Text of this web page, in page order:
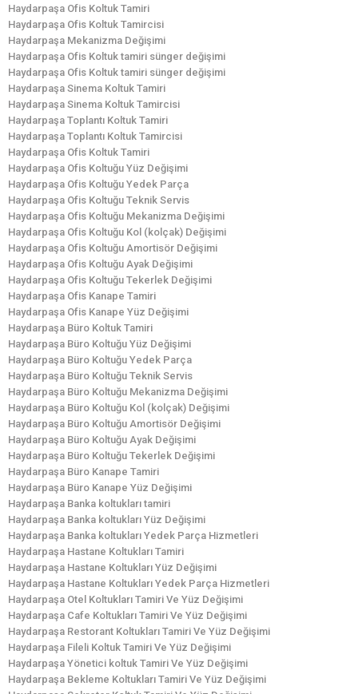
Haydarpaşa Ofis Koltuk Tamiri
Haydarpaşa Ofis Koltuk Tamircisi
Haydarpaşa Mekanizma Değişimi
Haydarpaşa Ofis Koltuk tamiri sünger değişimi
Haydarpaşa Ofis Koltuk tamiri sünger değişimi
Haydarpaşa Sinema Koltuk Tamiri
Haydarpaşa Sinema Koltuk Tamircisi
Haydarpaşa Toplantı Koltuk Tamiri
Haydarpaşa Toplantı Koltuk Tamircisi
Haydarpaşa Ofis Koltuk Tamiri
Haydarpaşa Ofis Koltuğu Yüz Değişimi
Haydarpaşa Ofis Koltuğu Yedek Parça
Haydarpaşa Ofis Koltuğu Teknik Servis
Haydarpaşa Ofis Koltuğu Mekanizma Değişimi
Haydarpaşa Ofis Koltuğu Kol (kolçak) Değişimi
Haydarpaşa Ofis Koltuğu Amortisör Değişimi
Haydarpaşa Ofis Koltuğu Ayak Değişimi
Haydarpaşa Ofis Koltuğu Tekerlek Değişimi
Haydarpaşa Ofis Kanape Tamiri
Haydarpaşa Ofis Kanape Yüz Değişimi
Haydarpaşa Büro Koltuk Tamiri
Haydarpaşa Büro Koltuğu Yüz Değişimi
Haydarpaşa Büro Koltuğu Yedek Parça
Haydarpaşa Büro Koltuğu Teknik Servis
Haydarpaşa Büro Koltuğu Mekanizma Değişimi
Haydarpaşa Büro Koltuğu Kol (kolçak) Değişimi
Haydarpaşa Büro Koltuğu Amortisör Değişimi
Haydarpaşa Büro Koltuğu Ayak Değişimi
Haydarpaşa Büro Koltuğu Tekerlek Değişimi
Haydarpaşa Büro Kanape Tamiri
Haydarpaşa Büro Kanape Yüz Değişimi
Haydarpaşa Banka koltukları tamiri
Haydarpaşa Banka koltukları Yüz Değişimi
Haydarpaşa Banka koltukları Yedek Parça Hizmetleri
Haydarpaşa Hastane Koltukları Tamiri
Haydarpaşa Hastane Koltukları Yüz Değişimi
Haydarpaşa Hastane Koltukları Yedek Parça Hizmetleri
Haydarpaşa Otel Koltukları Tamiri Ve Yüz Değişimi
Haydarpaşa Cafe Koltukları Tamiri Ve Yüz Değişimi
Haydarpaşa Restorant Koltukları Tamiri Ve Yüz Değişimi
Haydarpaşa Fileli Koltuk Tamiri Ve Yüz Değişimi
Haydarpaşa Yönetici koltuk Tamiri Ve Yüz Değişimi
Haydarpaşa Bekleme Koltukları Tamiri Ve Yüz Değişimi